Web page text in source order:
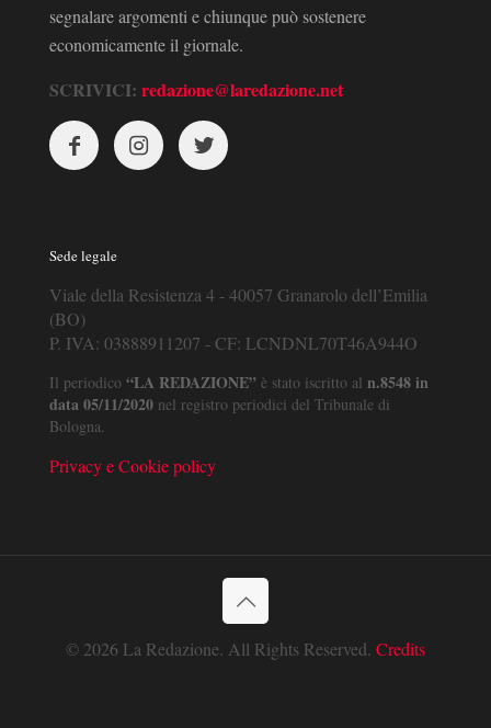
segnalare argomenti e chiunque può sostenere
economicamente il giornale.
SCRIVICI: redazione@laredazione.net
Sede legale
Viale della Resistenza 4 - 40057 Granarolo dell’Emilia
(BO)
P. IVA: 03888911207 - CF: LCNDNL70T46A944O
Il periodico “LA REDAZIONE” è stato iscritto al n.8548 in
data 05/11/2020 nel registro periodici del Tribunale di
Bologna.
Privacy e Cookie policy
© 2026 La Redazione. All Rights Reserved. Credits